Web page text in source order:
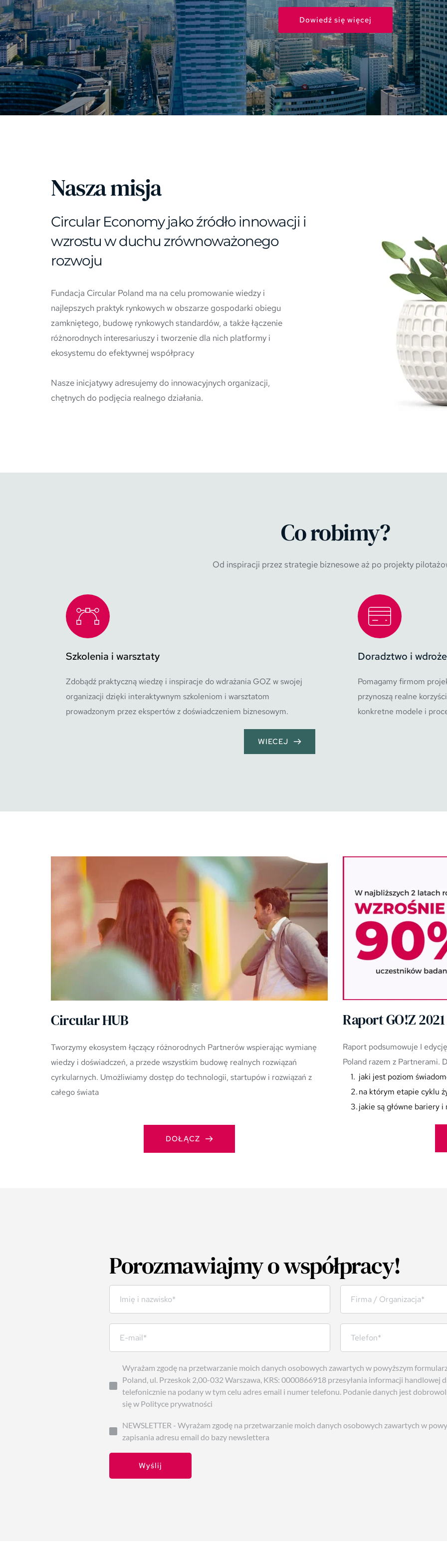
Dowiedź się więcej
Nasza misja
Circular Economy jako źródło innowacji i
wzrostu w duchu zrównoważonego
rozwoju
Fundacja Circular Poland ma na celu promowanie wiedzy i
najlepszych praktyk rynkowych w obszarze gospodarki obiegu
zamkniętego, budowę rynkowych standardów, a także łączenie
różnorodnych interesariuszy i tworzenie dla nich platformy i
ekosystemu do efektywnej współpracy
Nasze inicjatywy adresujemy do innowacyjnych organizacji,
chętnych do podjęcia realnego działania.
Co robimy?
Od inspiracji przez strategie biznesowe aż po projekty
Szkolenia i warsztaty
Zdobądź praktyczną wiedzę i inspiracje do wdrażania GOZ w swojej
organizacji dzięki interaktywnym szkoleniom i warsztatom
prowadzonym przez ekspertów z doświadczeniem biznesowym.
WIECEJ
Doradztwo i
Pomagamy firmom
przynoszą realne
konkretne modele i
Circular HUB
Tworzymy ekosystem łączący różnorodnych Partnerów wspierając wymianę
wiedzy i doświadczeń, a przede wszystkim budowę realnych rozwiązań
cyrkularnych. Umożliwiamy dostęp do technologii, startupów i rozwiązań z
całego świata
DOŁĄCZ
Raport GO!Z 2021
Raport podsumowuje I
Poland razem z Partnerami.
jaki jest poziom
na którym etapie cyklu
jakie są główne bariery
Porozmawiajmy o współpracy!
Wyrażam zgodę na przetwarzanie moich danych osobowych zawartych w powyższym
Poland, ul. Przeskok 2,00-032 Warszawa, KRS: 0000866918 przesyłania informacji handlowej
telefonicznie na podany w tym celu adres email i numer telefonu. Podanie danych jest
się w Polityce prywatności
NEWSLETTER - Wyrażam zgodę na przetwarzanie moich danych osobowych zawartych w
zapisania adresu email do bazy newslettera
Wyślij